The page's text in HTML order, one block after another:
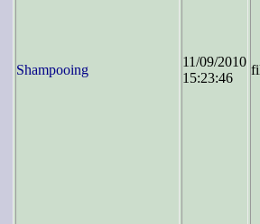
Shampooing
11/09/2010
15:23:46